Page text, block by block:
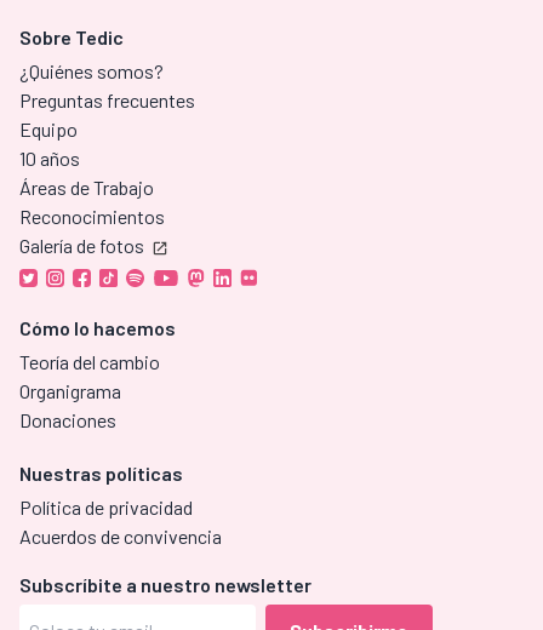
Sobre Tedic
¿Quiénes somos?
Preguntas frecuentes
Equipo
10 años
Áreas de Trabajo
Reconocimientos
Galería de fotos
Cómo lo hacemos
Teoría del cambio
Organigrama
Donaciones
Nuestras políticas
Política de privacidad
Acuerdos de convivencia
Subscríbite a nuestro newsletter